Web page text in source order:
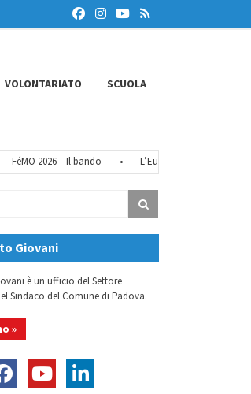
VOLONTARIATO SCUOLA
2026 – Il bando • L’Europa che vorrei – Voci
Giovani
è un ufficio del Settore
Sindaco del Comune di Padova.
»